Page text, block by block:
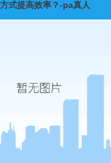
式提高效率？-pa真人